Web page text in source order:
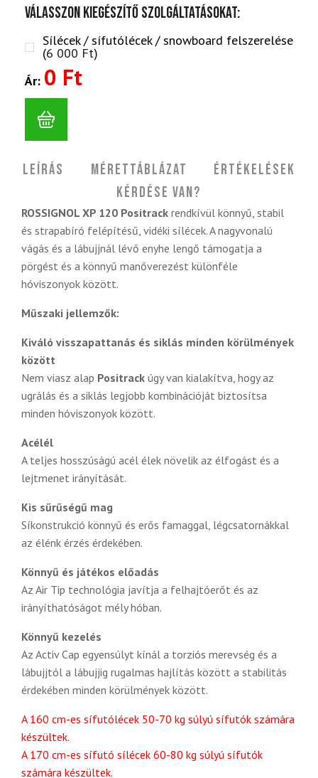
Válasszon kiegészítő szolgáltatásokat:
Sílécek / sífutólécek / snowboard felszerelése
(6 000 Ft)
Ár: 0 Ft
Leírás Mérettáblázat
Értékelések
Kérdése van?
ROSSIGNOL XP 120 Positrack rendkívül könnyű, stabil
és strapabíró felépítésű, vidéki sílécek. A nagyvonalú
vágás és a lábujjnál lévő enyhe lengő támogatja a
pörgést és a könnyű manőverezést különféle
hóviszonyok között.
Műszaki jellemzők:
Kiváló visszapattanás és siklás minden körülmények
között
Nem viasz alap Positrack úgy van kialakítva, hogy az
ugrálás és a siklás legjobb kombinációját biztosítsa
minden hóviszonyok között.
Acélél
A teljes hosszúságú acél élek növelik az élfogást és a
lejtmenet irányítását.
Kis sűrűségű mag
Síkonstrukció könnyű és erős famaggal, légcsatornákkal
az élénk érzés érdekében.
Könnyű és játékos előadás
Az Air Tip technológia javítja a felhajtóerőt és az
irányíthatóságot mély hóban.
Könnyű kezelés
Az Activ Cap egyensúlyt kínál a torziós merevség és a
lábujjtól a lábujjig rugalmas hajlítás között a stabilitás
érdekében minden körülmények között.
A 160 cm-es sífutólécek 50-70 kg súlyú sífutók számára
készültek.
A 170 cm-es sífutó sílécek 60-80 kg súlyú sífutók
számára készültek.